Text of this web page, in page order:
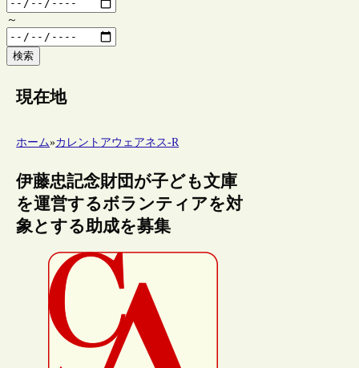
～
検索
現在地
ホーム»カレントアウェアネス-R
伊藤忠記念財団が子ども文庫
を運営するボランティアを対
象とする助成を募集